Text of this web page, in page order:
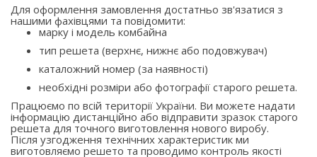
Для оформлення замовлення достатньо зв'язатися з
нашими фахівцями та повідомити:
марку і модель комбайна
тип решета (верхнє, нижнє або подовжувач)
каталожний номер (за наявності)
необхідні розміри або фотографії старого решета.
Працюємо по всій території України. Ви можете надати
інформацію дистанційно або відправити зразок старого
решета для точного виготовлення нового виробу.
Після узгодження технічних характеристик ми
виготовляємо решето та проводимо контроль якості